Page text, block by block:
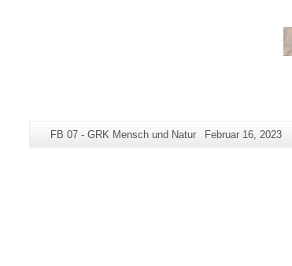
Zusätzliche
Seiten-
FB 07 - GRK Mensch und Natur
Letzte
Februar 16, 2023